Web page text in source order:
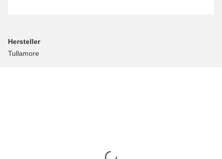
Hersteller
Tullamore